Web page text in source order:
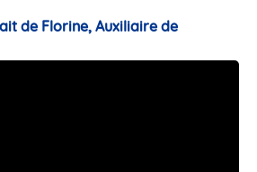
de Florine, Auxiliaire de